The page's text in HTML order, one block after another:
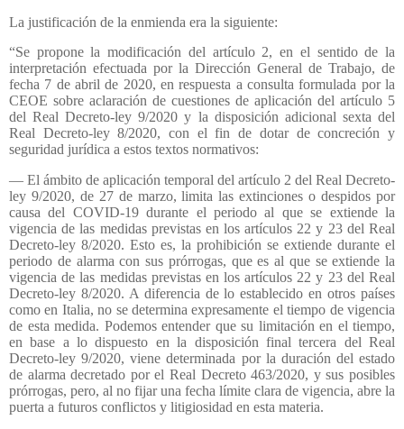
La justificación de la enmienda era la siguiente:
“Se propone la modificación del artículo 2, en el sentido de la
interpretación efectuada por la Dirección General de Trabajo, de
fecha 7 de abril de 2020, en respuesta a consulta formulada por la
CEOE sobre aclaración de cuestiones de aplicación del artículo 5
del Real Decreto-ley 9/2020 y la disposición adicional sexta del
Real Decreto-ley 8/2020, con el fin de dotar de concreción y
seguridad jurídica a estos textos normativos:
— El ámbito de aplicación temporal del artículo 2 del Real Decreto-
ley 9/2020, de 27 de marzo, limita las extinciones o despidos por
causa del COVID-19 durante el periodo al que se extiende la
vigencia de las medidas previstas en los artículos 22 y 23 del Real
Decreto-ley 8/2020. Esto es, la prohibición se extiende durante el
periodo de alarma con sus prórrogas, que es al que se extiende la
vigencia de las medidas previstas en los artículos 22 y 23 del Real
Decreto-ley 8/2020. A diferencia de lo establecido en otros países
como en Italia, no se determina expresamente el tiempo de vigencia
de esta medida. Podemos entender que su limitación en el tiempo,
en base a lo dispuesto en la disposición final tercera del Real
Decreto-ley 9/2020, viene determinada por la duración del estado
de alarma decretado por el Real Decreto 463/2020, y sus posibles
prórrogas, pero, al no fijar una fecha límite clara de vigencia, abre la
puerta a futuros conflictos y litigiosidad en esta materia.